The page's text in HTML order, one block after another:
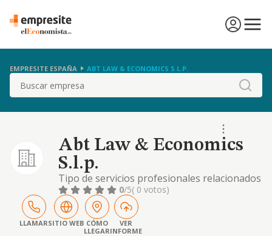
EMPRESITE ESPAÑA ABT LAW & ECONOMICS S.L.P.
Buscar
Abt Law & Economics
S.l.p.
Tipo de servicios profesionales relacionados
con la abogacia y el asesoramiento juridico
en general, asi como la actividad profesional
propia del economista. (cnae 6910)
0/5( 0 votos)
LLAMARSITIO WEB CÓMO
LLEGAR
VER
INFORME